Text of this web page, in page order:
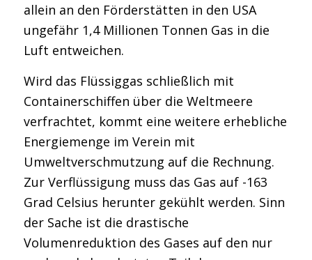
allein an den Förderstätten in den USA
ungefähr 1,4 Millionen Tonnen Gas in die
Luft entweichen.
Wird das Flüssiggas schließlich mit
Containerschiffen über die Weltmeere
verfrachtet, kommt eine weitere erhebliche
Energiemenge im Verein mit
Umweltverschmutzung auf die Rechnung.
Zur Verflüssigung muss das Gas auf -163
Grad Celsius herunter gekühlt werden. Sinn
der Sache ist die drastische
Volumenreduktion des Gases auf den nur